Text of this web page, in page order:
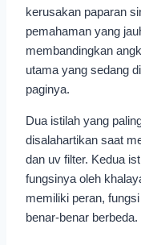
kerusakan paparan
pemahaman yang
membandingkan
utama yang sedang
paginya.
Dua istilah yang
disalahartikan saat
dan uv filter. Kedua
fungsinya oleh
memiliki peran,
benar-benar berbeda.